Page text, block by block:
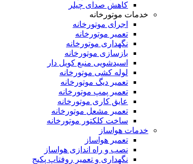
کاهش صدای چیلر
خدمات موتورخانه
اجرای موتورخانه
تعمیر موتورخانه
نگهداری موتورخانه
بازسازی موتورخانه
اسیدشویی منبع کویل دار
لوله کشی موتورخانه
تعمیر دیگ موتورخانه
تعمیر پمپ موتورخانه
عایق کاری موتورخانه
تعمیر مشعل موتورخانه
ساخت کلکتور موتورخانه
خدمات هواساز
تعمیر هواساز
نصب و راه اندازی هواساز
نگهداری و تعمیر روفتاپ پکیج